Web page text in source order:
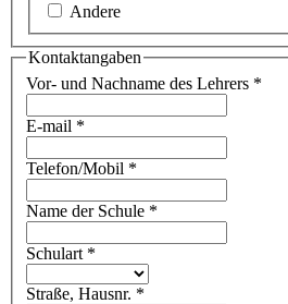
Andere
Kontaktangaben
Vor- und Nachname des Lehrers *
E-mail *
Telefon/Mobil *
Name der Schule *
Schulart *
Straße, Hausnr. *